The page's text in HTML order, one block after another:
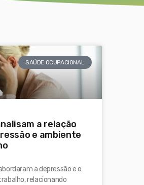
SAÚDE OCUPACIONAL
a relação
e ambiente
a depressão e o
relacionando